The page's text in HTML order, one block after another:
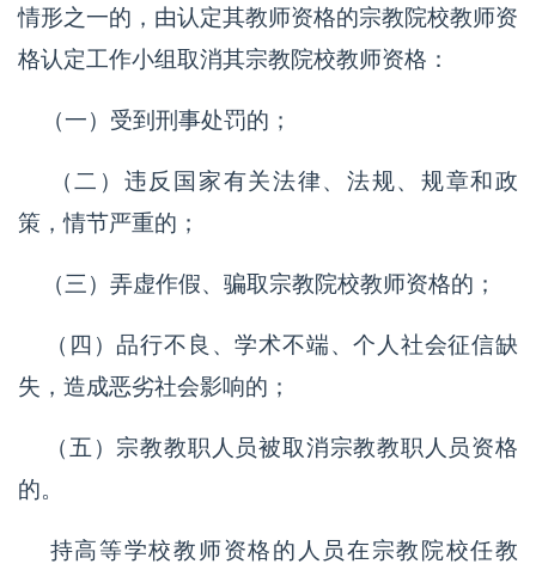
情形之一的，由认定其教师资格的宗教院校教师资
格认定工作小组取消其宗教院校教师资格：
（一）受到刑事处罚的；
（二）违反国家有关法律、法规、规章和政
策，情节严重的；
（三）弄虚作假、骗取宗教院校教师资格的；
（四）品行不良、学术不端、个人社会征信缺
失，造成恶劣社会影响的；
（五）宗教教职人员被取消宗教教职人员资格
的。
持高等学校教师资格的人员在宗教院校任教